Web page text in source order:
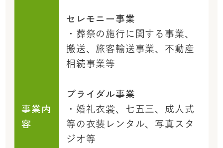
事業内
容
セレモニー事業
・葬祭の施行に関する事業、
搬送、旅客輸送事業、不動産
相続事業等
ブライダル事業
・婚礼衣裳、七五三、成人式
等の衣装レンタル、写真スタ
ジオ等